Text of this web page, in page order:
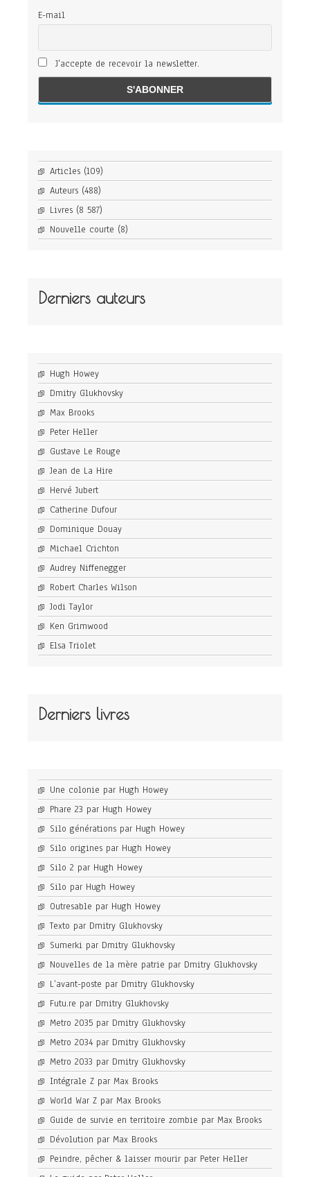
E-mail
J'accepte de recevoir la newsletter.
Articles (109)
Auteurs (488)
Livres (8 587)
Nouvelle courte (8)
Derniers auteurs
Hugh Howey
Dmitry Glukhovsky
Max Brooks
Peter Heller
Gustave Le Rouge
Jean de La Hire
Hervé Jubert
Catherine Dufour
Dominique Douay
Michael Crichton
Audrey Niffenegger
Robert Charles Wilson
Jodi Taylor
Ken Grimwood
Elsa Triolet
Derniers livres
Une colonie par Hugh Howey
Phare 23 par Hugh Howey
Silo générations par Hugh Howey
Silo origines par Hugh Howey
Silo 2 par Hugh Howey
Silo par Hugh Howey
Outresable par Hugh Howey
Texto par Dmitry Glukhovsky
Sumerki par Dmitry Glukhovsky
Nouvelles de la mère patrie par Dmitry Glukhovsky
L’avant-poste par Dmitry Glukhovsky
Futu.re par Dmitry Glukhovsky
Metro 2035 par Dmitry Glukhovsky
Metro 2034 par Dmitry Glukhovsky
Metro 2033 par Dmitry Glukhovsky
Intégrale Z par Max Brooks
World War Z par Max Brooks
Guide de survie en territoire zombie par Max Brooks
Dévolution par Max Brooks
Peindre, pêcher & laisser mourir par Peter Heller